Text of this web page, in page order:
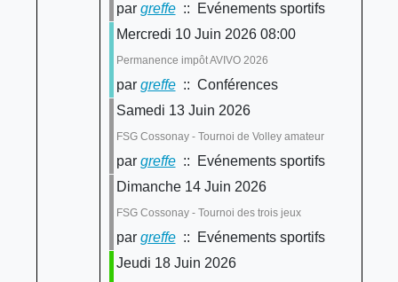
par greffe:: Evénements sportifs
Mercredi 10 Juin 2026 08:00
Permanence impôt AVIVO 2026
par greffe:: Conférences
Samedi 13 Juin 2026
FSG Cossonay - Tournoi de Volley amateur
par greffe:: Evénements sportifs
Dimanche 14 Juin 2026
FSG Cossonay - Tournoi des trois jeux
par greffe:: Evénements sportifs
Jeudi 18 Juin 2026